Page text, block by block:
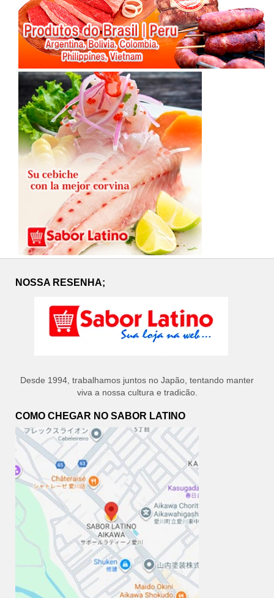
NOSSA RESENHA;
Desde 1994, trabalhamos juntos no Japão, tentando manter
viva a nossa cultura e tradicão.
COMO CHEGAR NO SABOR LATINO